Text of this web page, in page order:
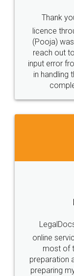
Thank
licence
(Pooja)
reach out
input error
in handling
online
most of
preparation
preparing